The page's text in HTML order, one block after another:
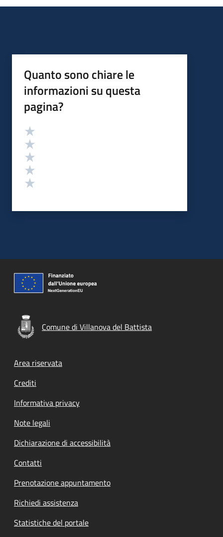
Quanto sono chiare le
informazioni su questa
pagina?
Valutazione
Comune di Villanova del Battista
Footer menu
Area riservata
Crediti
Informativa privacy
Note legali
Dichiarazione di accessibilità
Contatti
Prenotazione appuntamento
Richiedi assistenza
Statistiche del portale